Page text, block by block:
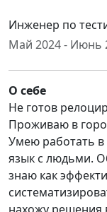
Инженер по
Май 2024 - Июнь
О себе
Не готов
Проживаю в
Умею работать
язык с людьми.
знаю как